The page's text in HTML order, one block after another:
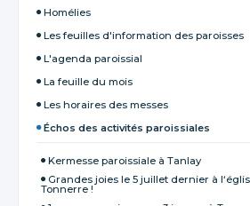
Homélies
Les feuilles d'information des paroisses
L'agenda paroissial
La feuille du mois
Les horaires des messes
Échos des activités paroissiales
Kermesse paroissiale à Tanlay
Grandes joies le 5 juillet dernier à
Tonnerre !